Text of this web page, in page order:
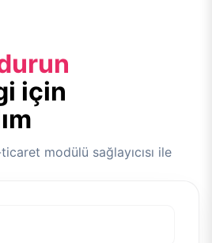
için
modülü sağlayıcısı ile